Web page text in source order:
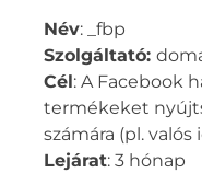
Név: _fbp
Szolgáltató:
Cél : A Facebook
termékeket
számára (pl.
Lejárat: 3 hónap